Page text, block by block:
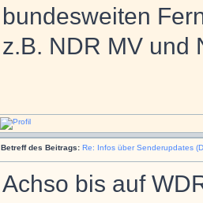
bundesweiten
z.B. NDR MV und
Betreff des Beitrags: Re: Infos über Senderupdates
Achso bis auf